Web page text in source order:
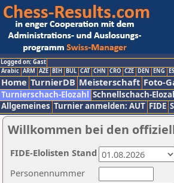
Logged on: Gast
Arabic ARM AZE BIH BUL CAT CHN CRO CZE DEN ENG
Home TurnierDB Meisterschaft Foto-
Turnierschach-Elozahl Schnellschach-
Allgemeines Turnier anmelden: AUT FIDE
Willkommen bei den
Personennummer
FIDE-Elolisten Stand